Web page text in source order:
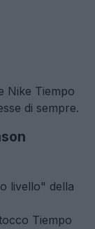
Nike Tiempo
di sempre.
livello" della
Tiempo